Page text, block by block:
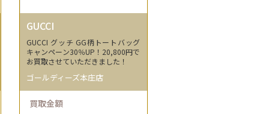
GUCCI
GUCCI グッチ GG柄トートバッグ
キャンペーン30％UP！20,800円で
お買取させていただきました！
ゴールディーズ本庄店
買取金額